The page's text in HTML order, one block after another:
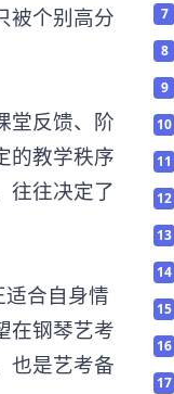
被个别高分
堂反馈、阶
的教学秩序
往往决定了
适合自身情
在钢琴艺考
也是艺考备
7
8
9
10
11
12
13
14
15
16
17